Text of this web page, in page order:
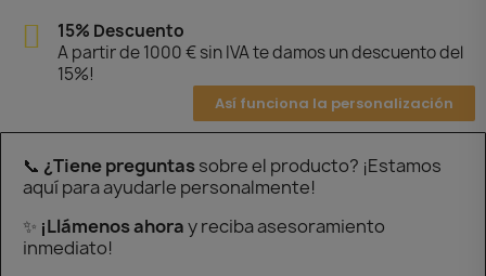
15% Descuento
A partir de 1000 € sin IVA te damos un descuento del
15%!
Así funciona la personalización
📞 ¿Tiene preguntassobre el producto? ¡Estamos
aquí para ayudarle personalmente!
✨ ¡Llámenos ahoray reciba asesoramiento
inmediato!